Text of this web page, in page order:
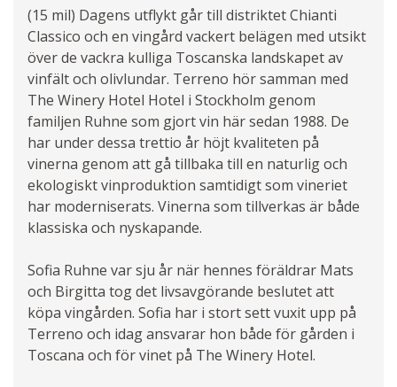
Marknaden i San Casciano
Bild: San Casciano
(15 mil) Dagens utflykt går till distriktet Chianti
Classico och en vingård vackert belägen med utsikt
över de vackra kulliga Toscanska landskapet av
vinfält och olivlundar. Terreno hör samman med
The Winery Hotel Hotel i Stockholm genom
familjen Ruhne som gjort vin här sedan 1988. De
har under dessa trettio år höjt kvaliteten på
vinerna genom att gå tillbaka till en naturlig och
ekologiskt vinproduktion samtidigt som vineriet
har moderniserats. Vinerna som tillverkas är både
klassiska och nyskapande.
Sofia Ruhne var sju år när hennes föräldrar Mats
och Birgitta tog det livsavgörande beslutet att
köpa vingården. Sofia har i stort sett vuxit upp på
Terreno och idag ansvarar hon både för gården i
Toscana och för vinet på The Winery Hotel.